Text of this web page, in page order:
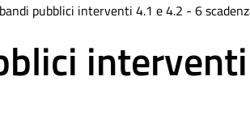
pubblici interventi 4.1 e 4.2 - 6